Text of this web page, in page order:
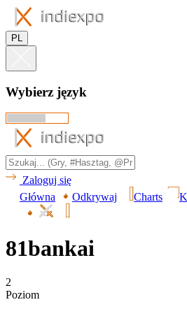
PL
Wybierz język
Zaloguj się
Główna
Odkrywaj Charts
81bankai
2
Poziom